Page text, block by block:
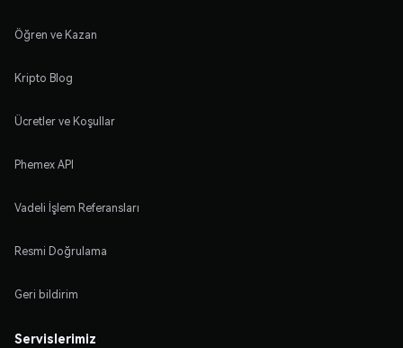
Öğren ve Kazan
Kripto Blog
Ücretler ve Koşullar
Phemex API
Vadeli İşlem Referansları
Resmi Doğrulama
Geri bildirim
Servislerimiz